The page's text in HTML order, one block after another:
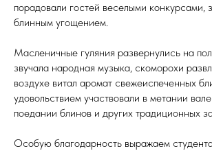
порадовали гостей веселыми конкурсами,
блинным угощением.
Масленичные гуляния развернулись на
звучала народная музыка, скоморохи
воздухе витал аромат свежеиспеченных
удовольствием участвовали в метании
поедании блинов и других традиционных
Особую благодарность выражаем